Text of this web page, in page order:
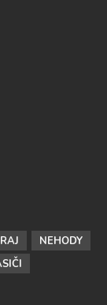
NEHODY